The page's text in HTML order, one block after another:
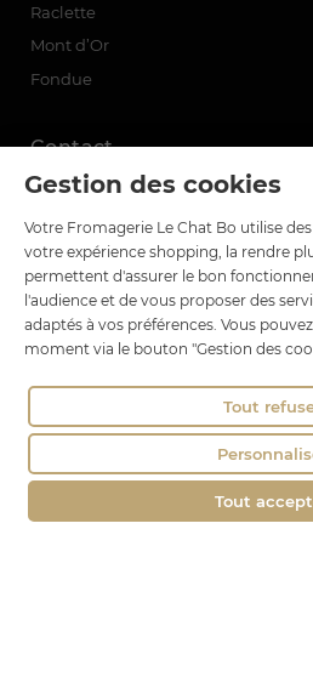
Gestion des cookies
Votre Fromagerie Le Chat Bo utilise
votre expérience shopping, la rendre
permettent d'assurer le bon
l'audience et de vous proposer des
adaptés à vos préférences. Vous
moment via le bouton "Gestion des
Tout
Tout
Raclette
Mont d’Or
Fondue
Contact
Le Chat Bo
18 rue Brillat Savarin
01100 OYONNAX
Tél. : 04 74 75 60 21
contact@fromagerie-lechatbo.fr